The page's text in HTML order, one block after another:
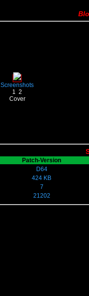
Screenshots
1 2
Cover
Patch-Version
D64
424 KB
7
21202